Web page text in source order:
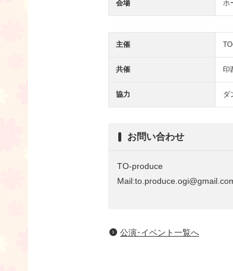
会場 ホ
主催
共催 印
協力 ダ
お問い合わせ
TO-produce
公演･イベント一覧へ